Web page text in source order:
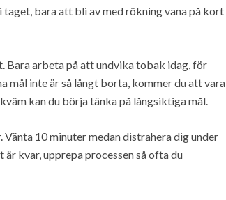
bara att bli av med rökning vana på kort
Bara arbeta på att undvika tobak idag, för
mål inte är så långt borta, kommer du att vara
kan du börja tänka på långsiktiga mål.
10 minuter medan distrahera dig under
kvar, upprepa processen så ofta du